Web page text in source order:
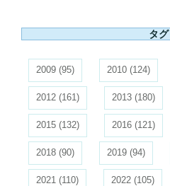
タグ
2009 (95) 2010 (124)
2012 (161) 2013 (180)
2015 (132) 2016 (121)
2018 (90) 2019 (94)
2021 (110) 2022 (105)